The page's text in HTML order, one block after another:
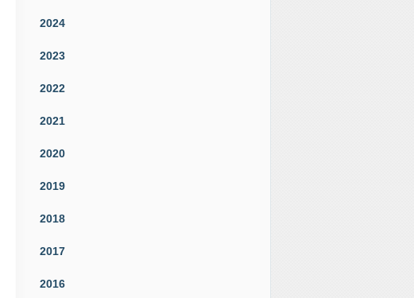
2024
2023
2022
2021
2020
2019
2018
2017
2016